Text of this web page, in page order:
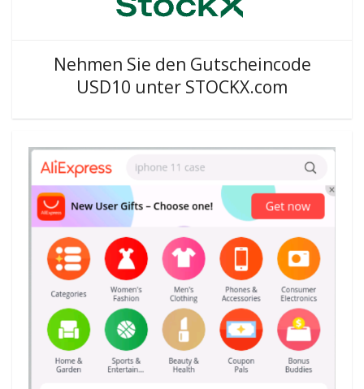
Nehmen Sie den Gutscheincode
USD10 unter STOCKX.com